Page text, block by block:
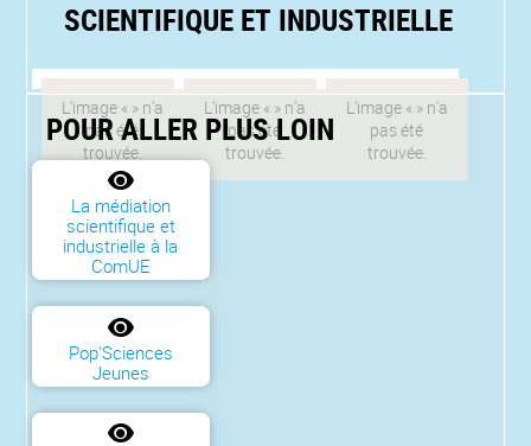
SCIENTIFIQUE ET INDUSTRIELLE
POUR ALLER PLUS LOIN
La médiation
scientifique et
industrielle à la
ComUE
Pop'Sciences
Jeunes